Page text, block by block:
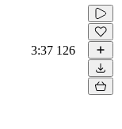
3:37 126